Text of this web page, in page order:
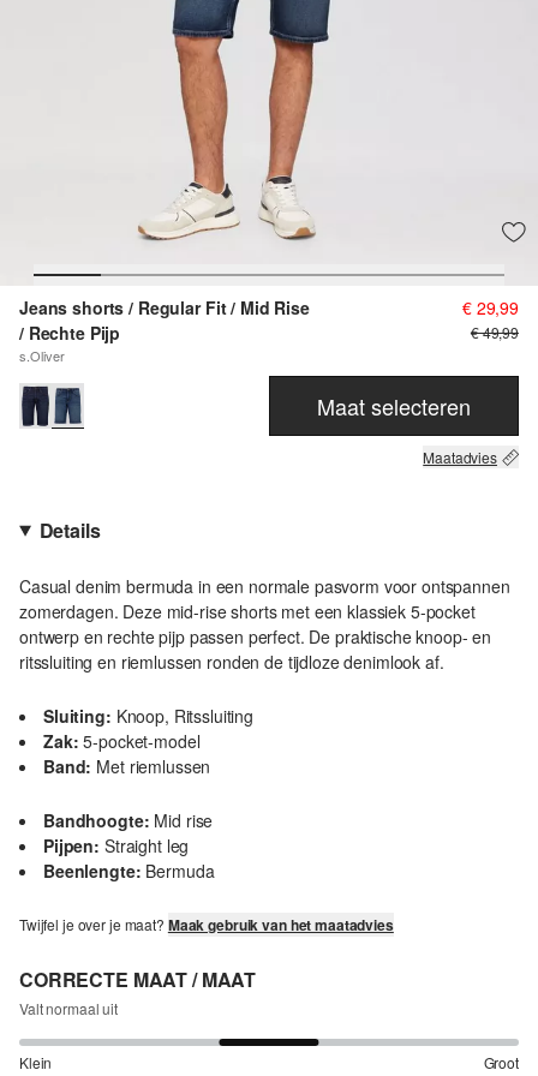
Jeans shorts / Regular Fit / Mid Rise
/ Rechte Pijp
s.Oliver
€ 29,99
€ 49,99
Maat selecteren
Maatadvies
Details
Casual denim bermuda in een normale pasvorm voor ontspannen
zomerdagen. Deze mid-rise shorts met een klassiek 5-pocket
ontwerp en rechte pijp passen perfect. De praktische knoop- en
ritssluiting en riemlussen ronden de tijdloze denimlook af.
Sluiting: Knoop, Ritssluiting
Zak: 5-pocket-model
Band: Met riemlussen
Bandhoogte: Mid rise
Pijpen: Straight leg
Beenlengte: Bermuda
Twijfel je over je maat? Maak gebruik van het maatadvies
CORRECTE MAAT / MAAT
Valt normaal uit
Klein Groot